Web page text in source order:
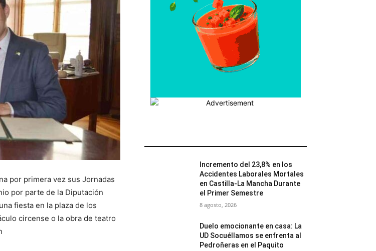
por primera vez sus Jornadas
por parte de la Diputación
fiesta en la plaza de los
circense o la obra de teatro
Incremento del 23,8% en los
Accidentes Laborales Mortales
en Castilla-La Mancha Durante
el Primer Semestre
8 agosto, 2026
Duelo emocionante en casa: La
UD Socuéllamos se enfrenta al
Pedroñeras en el Paquito